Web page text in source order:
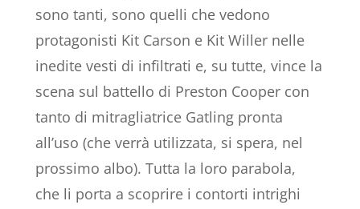
sono tanti, sono quelli che vedono
protagonisti Kit Carson e Kit Willer nelle
inedite vesti di infiltrati e, su tutte, vince la
scena sul battello di Preston Cooper con
tanto di mitragliatrice Gatling pronta
all’uso (che verrà utilizzata, si spera, nel
prossimo albo). Tutta la loro parabola,
che li porta a scoprire i contorti intrighi